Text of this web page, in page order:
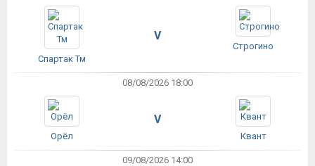
Спартак Тм
V
Строгино
08/08/2026 18:00
Орёл
V
Квант
09/08/2026 14:00